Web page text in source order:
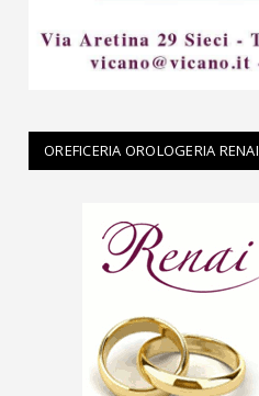
OREFICERIA OROLOGERIA RENAI